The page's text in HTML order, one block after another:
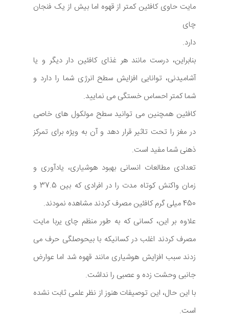
مایت حاوی کافئین کمتر از قهوه اما بیش از یک فنجان
چای
دارد.
بنابراین، درست مانند هر غذای کافئین دار دیگر و یا
آشامیدنی، توانایی افزایش سطح انرژی شما را دارد و
شما کمتر احساس خستگی می نمایید.
کافئین همچنین می توانید سطح مولکول های خاصی
در مغز را تحت تاثیر قرار دهد و آن به ویژه برای تمرکز
ذهنی شما مفید است.
تعدادی مطالعات انسانی بهبود هوشیاری، یادآوری و
زمان واکنش کوتاه مدت را در افرادی که بین 37.5 و
450 میلی گرم کافئین مصرف کردند مشاهده نمودند.
علاوه بر این، کسانی که به طور منظم چای یربا مایت
مصرف کردند اغلب در کسانیکه با بیحوصلگی حرف می
زدند سبب افزایش هوشیاری مانند قهوه شد اما عوارض
جانبی وحشت زده و عصبی را نداشت.
با این حال، این توصیفات هنوز از نظر علمی ثابت نشده
است.